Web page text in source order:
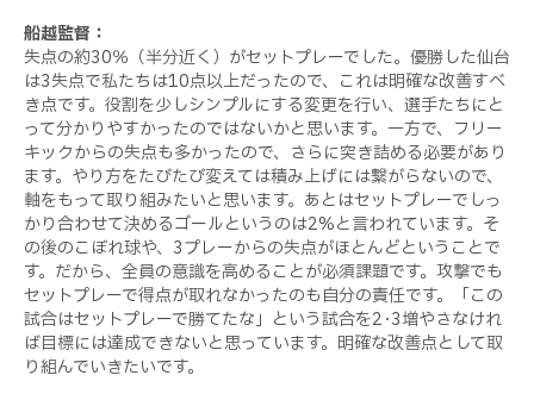
船越監督：
失点の約30％（半分近く）がセットプレーでした。優勝した仙台
は3失点で私たちは10点以上だったので、これは明確な改善すべ
き点です。役割を少しシンプルにする変更を行い、選手たちにと
って分かりやすかったのではないかと思います。一方で、フリー
キックからの失点も多かったので、さらに突き詰める必要があり
ます。やり方をたびたび変えては積み上げには繋がらないので、
軸をもって取り組みたいと思います。あとはセットプレーでしっ
かり合わせて決めるゴールというのは2%と言われています。そ
の後のこぼれ球や、3プレーからの失点がほとんどということで
す。だから、全員の意識を高めることが必須課題です。攻撃でも
セットプレーで得点が取れなかったのも自分の責任です。「この
試合はセットプレーで勝てたな」という試合を2･3増やさなけれ
ば目標には達成できないと思っています。明確な改善点として取
り組んでいきたいです。